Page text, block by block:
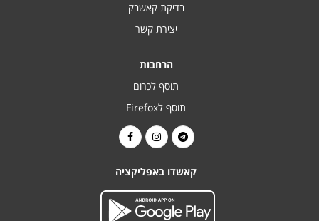
בדיקת קאשבק
יצירת קשר
הרחבות
תוסף לכרום
תוסף לFirefox
קאשדו באפליקציה